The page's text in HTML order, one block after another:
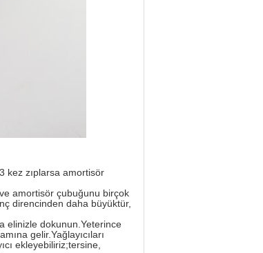
kez zıplarsa amortisör
ve amortisör çubuğunu birçok
direncinden daha büyüktür,
elinizle dokunun.Yeterince
gelir.Yağlayıcıları
ekleyebiliriz;tersine,